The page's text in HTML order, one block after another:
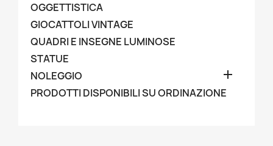
OGGETTISTICA
GIOCATTOLI VINTAGE
QUADRI E INSEGNE LUMINOSE
STATUE
NOLEGGIO

PRODOTTI DISPONIBILI SU ORDINAZIONE